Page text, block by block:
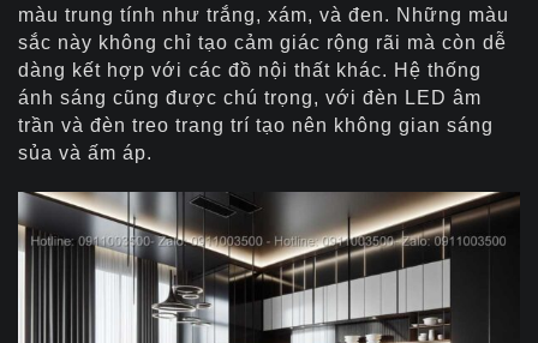
màu trung tính như trắng, xám, và đen. Những màu
sắc này không chỉ tạo cảm giác rộng rãi mà còn dễ
dàng kết hợp với các đồ nội thất khác. Hệ thống
ánh sáng cũng được chú trọng, với đèn LED âm
trần và đèn treo trang trí tạo nên không gian sáng
sủa và ấm áp.